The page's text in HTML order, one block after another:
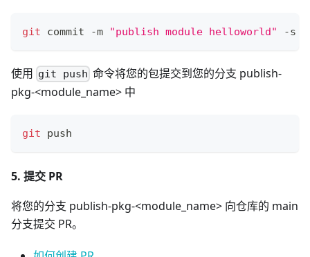
git commit -m "publish module helloworld" -s
使用 git push 命令将您的包提交到您的分支 publish-
pkg-<module_name> 中
git push
5. 提交 PR
将您的分支 publish-pkg-<module_name> 向仓库的 main
分支提交 PR。